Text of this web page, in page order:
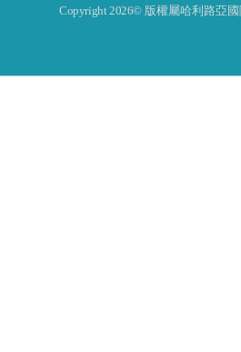
Copyright 2026© 版權屬哈利路亞